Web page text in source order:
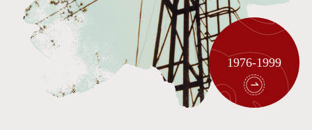
1976-1999